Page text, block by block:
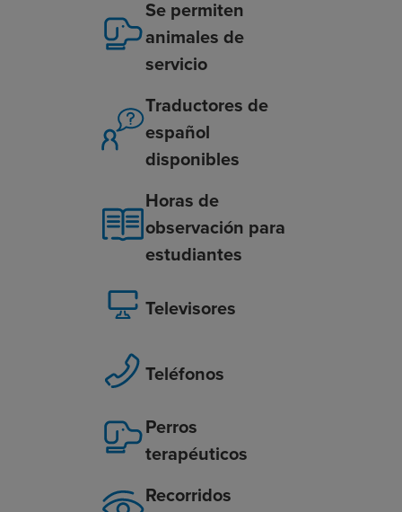
Se permiten
animales de
servicio
Traductores de
español
disponibles
Horas de
observación para
estudiantes
Televisores
Teléfonos
Perros
terapéuticos
Recorridos